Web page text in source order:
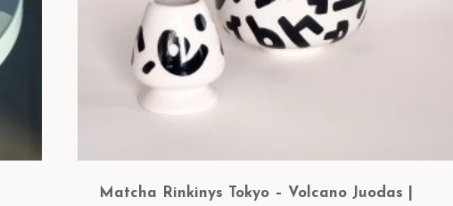
Matcha Rinkinys Tokyo – Volcano Juodas |